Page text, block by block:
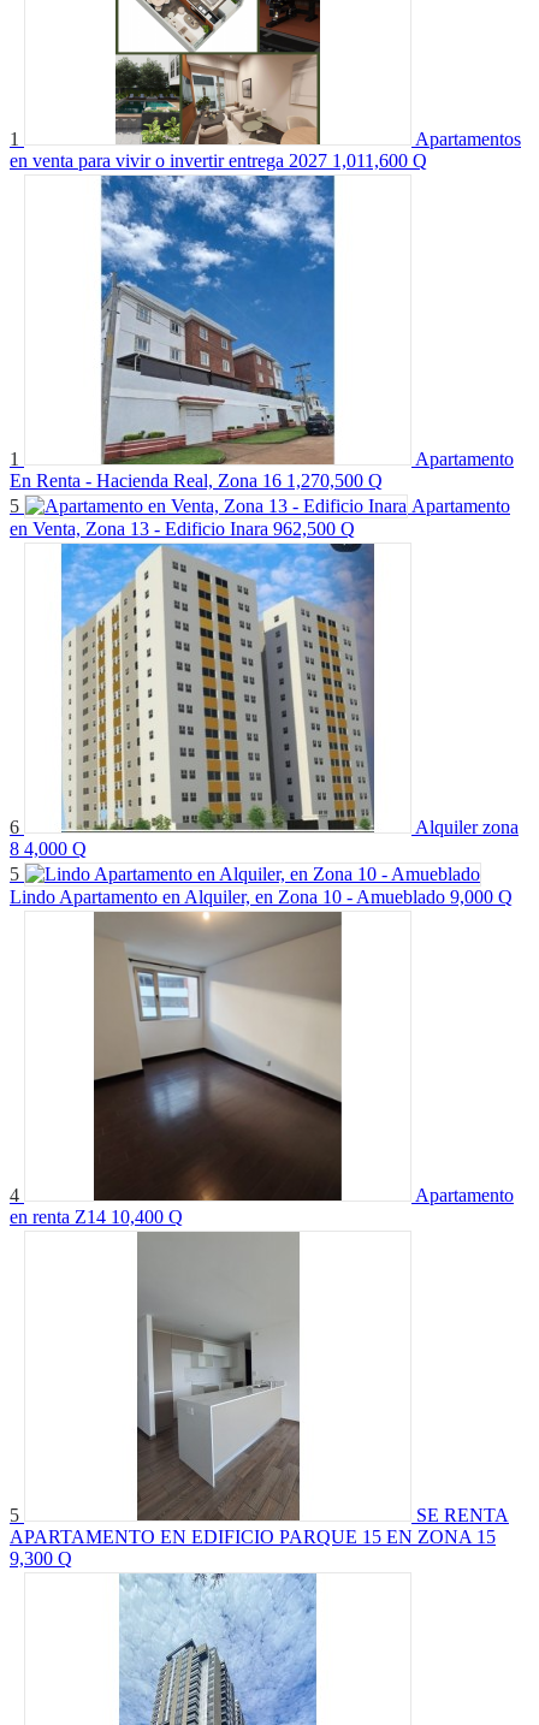
1
Apartamentos
en venta para vivir o invertir entrega 2027 1,011,600 Q
1
Apartamento
En Renta - Hacienda Real, Zona 16 1,270,500 Q
5
Apartamento
en Venta, Zona 13 - Edificio Inara 962,500 Q
6
Alquiler zona
8 4,000 Q
5
Lindo Apartamento en Alquiler, en Zona 10 - Amueblado 9,000 Q
4
Apartamento
en renta Z14 10,400 Q
5
SE RENTA
APARTAMENTO EN EDIFICIO PARQUE 15 EN ZONA 15
9,300 Q